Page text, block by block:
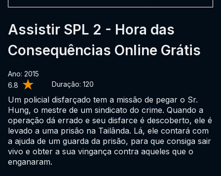
6.8 Duração: 120
Assistir SPL 2 - Hora das
Consequências Online Grátis
Ano: 2015
Um policial disfarçado tem a missão de pegar o Sr.
Hung, o mestre de um sindicato do crime. Quando a
operação dá errado e seu disfarce é descoberto, ele é
levado a uma prisão na Tailânda. Lá, ele contará com
a ajuda de um guarda da prisão, para que consiga sair
vivo e obter a sua vingança contra aqueles que o
enganaram.